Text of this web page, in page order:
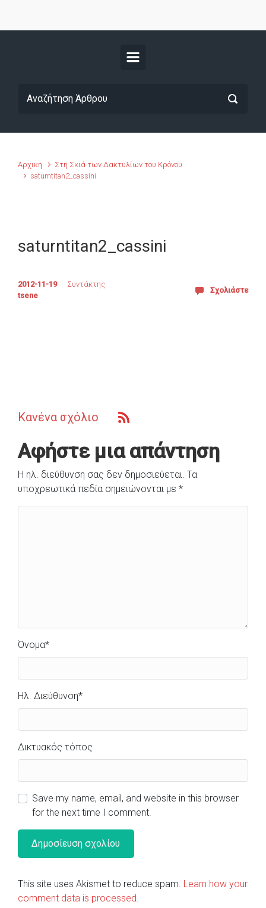
Αρχική
Στη Σκιά των Δακτυλίων του Κρόνου
saturntitan2_cassini
saturntitan2_cassini
2012-11-19
Συντάκτης
tsene
Σχολιάστε
Κανένα σχόλιο
Αφήστε μια απάντηση
Η ηλ. διεύθυνση σας δεν δημοσιεύεται. Τα
υποχρεωτικά πεδία σημειώνονται με *
Όνομα*
Ηλ. Διεύθυνση*
Δικτυακός τόπος
Save my name, email, and website in this browser
for the next time I comment.
This site uses Akismet to reduce spam. Learn how your
comment data is processed.